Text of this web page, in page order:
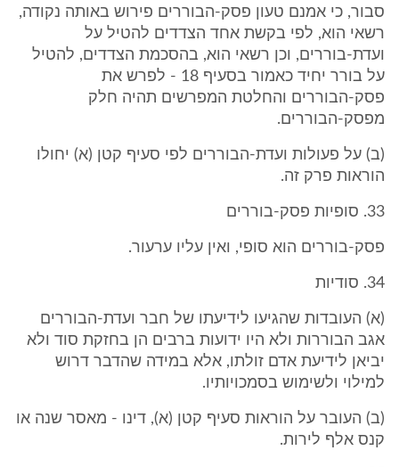
סבור, כי אמנם טעון פסק-הבוררים פירוש באותה נקודה,
רשאי הוא, לפי בקשת אחד הצדדים להטיל על
ועדת-בוררים, וכן רשאי הוא, בהסכמת הצדדים, להטיל
על בורר יחיד כאמור בסעיף 18 - לפרש את
פסק-הבוררים והחלטת המפרשים תהיה חלק
מפסק-הבוררים.
(ב) על פעולות ועדת-הבוררים לפי סעיף קטן (א) יחולו
הוראות פרק זה.
33. סופיות פסק-בוררים
פסק-בוררים הוא סופי, ואין עליו ערעור.
34. סודיות
(א) העובדות שהגיעו לידיעתו של חבר ועדת-הבוררים
אגב הבוררות ולא היו ידועות ברבים הן בחזקת סוד ולא
יביאן לידיעת אדם זולתו, אלא במידה שהדבר דרוש
למילוי ולשימוש בסמכויותיו.
(ב) העובר על הוראות סעיף קטן (א), דינו - מאסר שנה או
קנס אלף לירות.